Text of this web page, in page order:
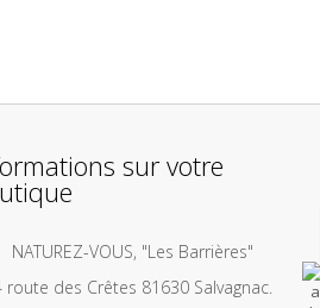
sur votre
NATUREZ-VOUS, "Les Barrières"
route des Crêtes 81630 Salvagnac.